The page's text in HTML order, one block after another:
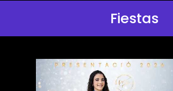
Fiestas